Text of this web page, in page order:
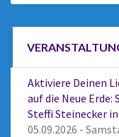
Aktiviere Deinen
auf die Neue
Steffi Steinecker
05.09.2026 -